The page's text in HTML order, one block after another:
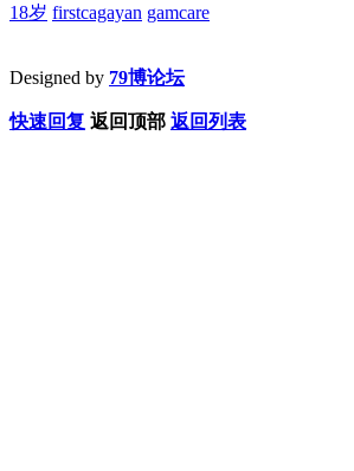
18岁 firstcagayan gamcare
Designed by 79博论坛
快速回复 返回顶部 返回列表